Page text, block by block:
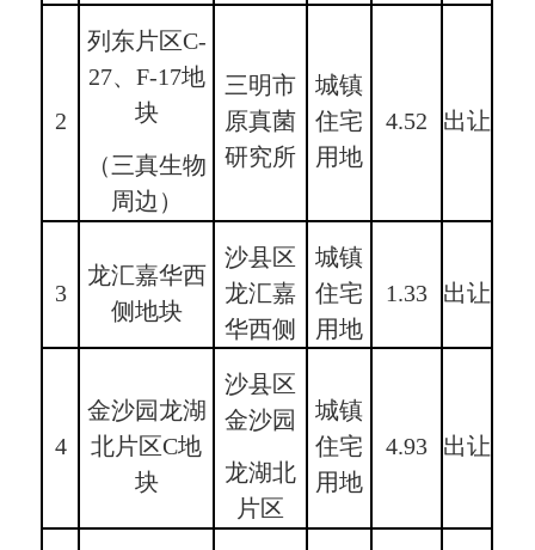
2
列东片区C-
27、F-17地
块
（三真生物
周边）
三明市
原真菌
研究所
城镇
住宅
用地
4.52 出让
3
龙汇嘉华西
侧地块
沙县区
龙汇嘉
华西侧
城镇
住宅
用地
1.33 出让
4
金沙园龙湖
北片区C地
块
沙县区
金沙园
龙湖北
片区
城镇
住宅
用地
4.93 出让